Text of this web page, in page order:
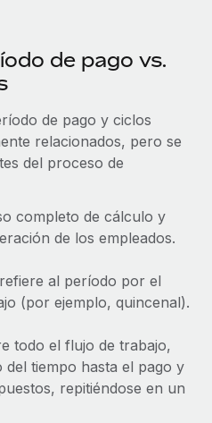
de pago vs.
de pago y ciclos
relacionados, pero se
del proceso de
completo de cálculo y
de los empleados.
al período por el
(por ejemplo, quincenal).
todo el flujo de trabajo,
del tiempo hasta el pago y
repitiéndose en un